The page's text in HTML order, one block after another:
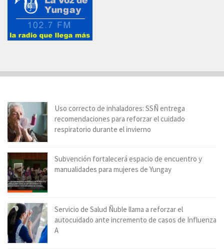
Uso correcto de inhaladores: SSÑ entrega
recomendaciones para reforzar el cuidado
respiratorio durante el invierno
Subvención fortalecerá espacio de encuentro y
manualidades para mujeres de Yungay
Servicio de Salud Ñuble llama a reforzar el
autocuidado ante incremento de casos de Influenza
A